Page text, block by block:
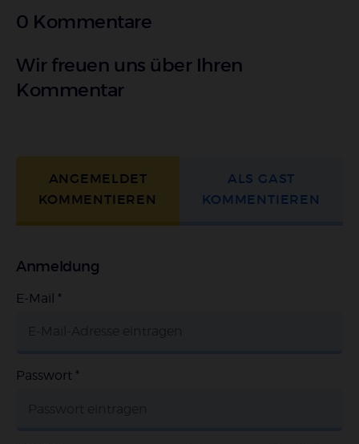
0 Kommentare
Wir freuen uns über Ihren
Kommentar
ANGEMELDET
KOMMENTIEREN
ALS GAST
KOMMENTIEREN
Anmeldung
E-Mail *
Passwort *